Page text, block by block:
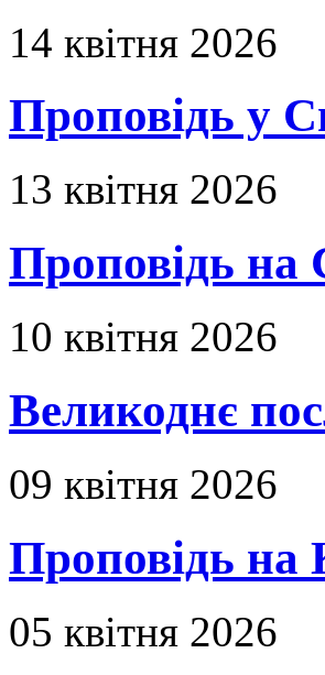
14 квітня 2026
Проповідь у
13 квітня 2026
Проповідь на
10 квітня 2026
Великоднє
09 квітня 2026
Проповідь на
05 квітня 2026